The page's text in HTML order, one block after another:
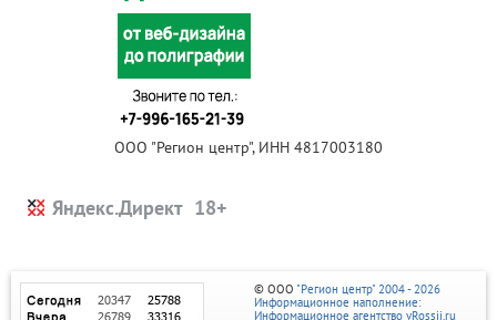
ООО "Регион центр", ИНН 4817003180
Яндекс.Директ
© ООО "Регион центр" 2004 - 2026
Информационное наполнение:
Информационное агентство vRossii.ru